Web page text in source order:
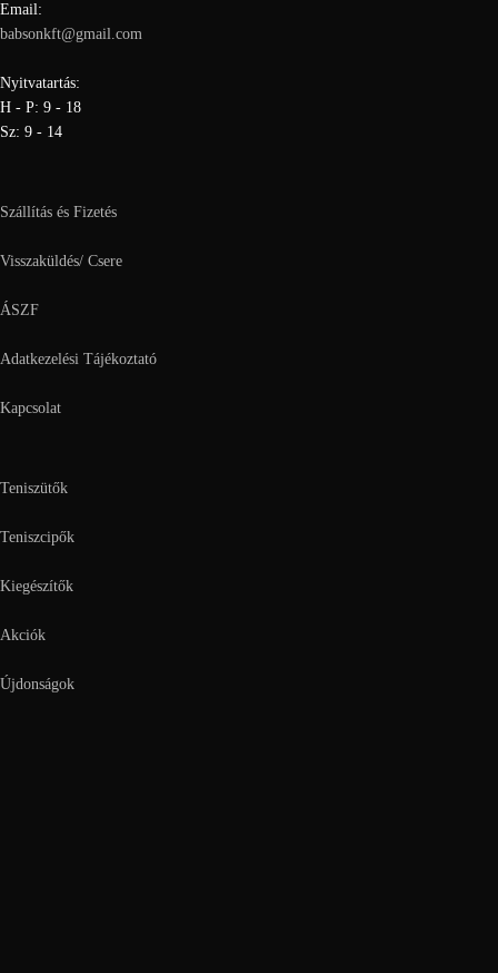
Email:
babsonkft@gmail.com
Nyitvatartás:
H - P: 9 - 18
Sz: 9 - 14
Szállítás és Fizetés
Visszaküldés/ Csere
ÁSZF
Adatkezelési Tájékoztató
Kapcsolat
Teniszütők
Teniszcipők
Kiegészítők
Akciók
Újdonságok